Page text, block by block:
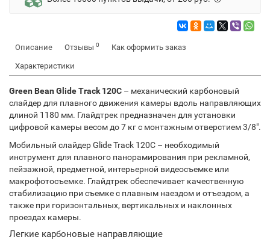
Описание Отзывы 0 Как оформить заказ
Характеристики
Green Bean Glide Track 120C – механический карбоновый
слайдер для плавного движения камеры вдоль направляющих
длиной 1180 мм. Глайдтрек предназначен для установки
цифровой камеры весом до 7 кг с монтажным отверстием 3/8".
Мобильный слайдер Glide Track 120C – необходимый
инструмент для плавного панорамирования при рекламной,
пейзажной, предметной, интерьерной видеосъемке или
макрофотосъемке. Глайдтрек обеспечивает качественную
стабилизацию при съемке с плавным наездом и отъездом, а
также при горизонтальных, вертикальных и наклонных
проездах камеры.
Легкие карбоновые направляющие